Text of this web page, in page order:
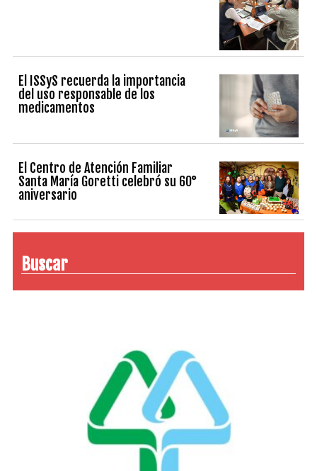
El ISSyS recuerda la importancia
del uso responsable de los
medicamentos
El Centro de Atención Familiar
Santa María Goretti celebró su 60°
aniversario
Buscar